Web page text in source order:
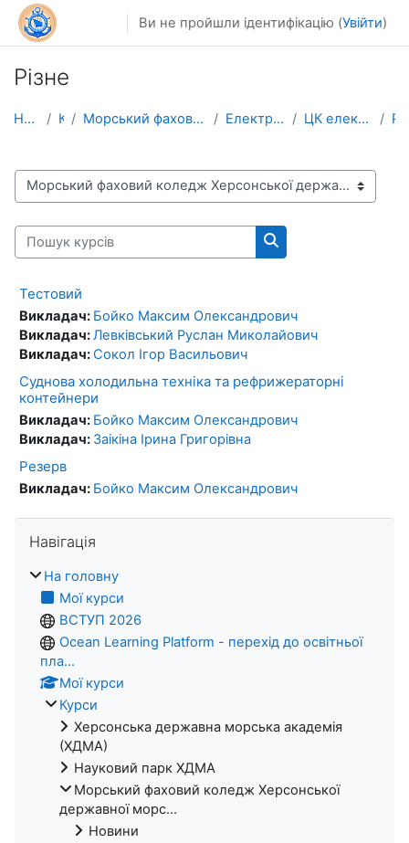
Перейти до головного вмісту
Ви не пройшли ідентифікацію (Увійти)
Різне
На головну Курси Морський фаховий коледж Херсонської державної морс... Електромеханічне відділення ЦК електромеханічних дисциплін
Категорії курсів
Пошук курсів
Пошук курсів
Тестовий
Викладач: Бойко Максим Олександрович
Викладач:Левківський Руслан Миколайович
Викладач:Сокол Ігор Васильович
Суднова холодильна техніка та рефрижераторні
контейнери
Викладач: Бойко Максим Олександрович
Викладач: Заікіна Ірина Григорівна
Резерв
Викладач: Бойко Максим Олександрович
Навігація
На головну
Мої курси
ВСТУП 2026
Ocean Learning Platform - перехід до освітньої
пла...
Мої курси
Курси
Херсонська державна морська академія
(ХДМА)
Науковий парк ХДМА
Морський фаховий коледж Херсонської
державної морс...
Новини